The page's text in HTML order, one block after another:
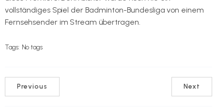
vollständiges Spiel der Badminton-Bundesliga von einem
Fernsehsender im Stream übertragen.
Tags: No tags
Previous Next